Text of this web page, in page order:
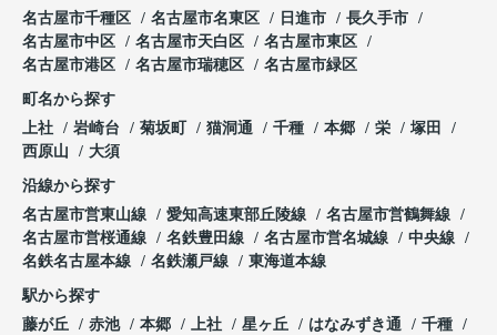
名古屋市千種区
名古屋市名東区 日進市
長久手市
名古屋市中区
名古屋市天白区
名古屋市東区
名古屋市港区
名古屋市瑞穂区 名古屋市緑区
町名から探す
上社
岩崎台 菊坂町 猫洞通 千種 本郷 栄
塚田
西原山
大須
沿線から探す
名古屋市営東山線
愛知高速東部丘陵線
名古屋市営鶴舞線
名古屋市営桜通線
名鉄豊田線 名古屋市営名城線
中央線
名鉄名古屋本線
名鉄瀬戸線 東海道本線
駅から探す
藤が丘
赤池 本郷 上社 星ヶ丘 はなみずき通
千種